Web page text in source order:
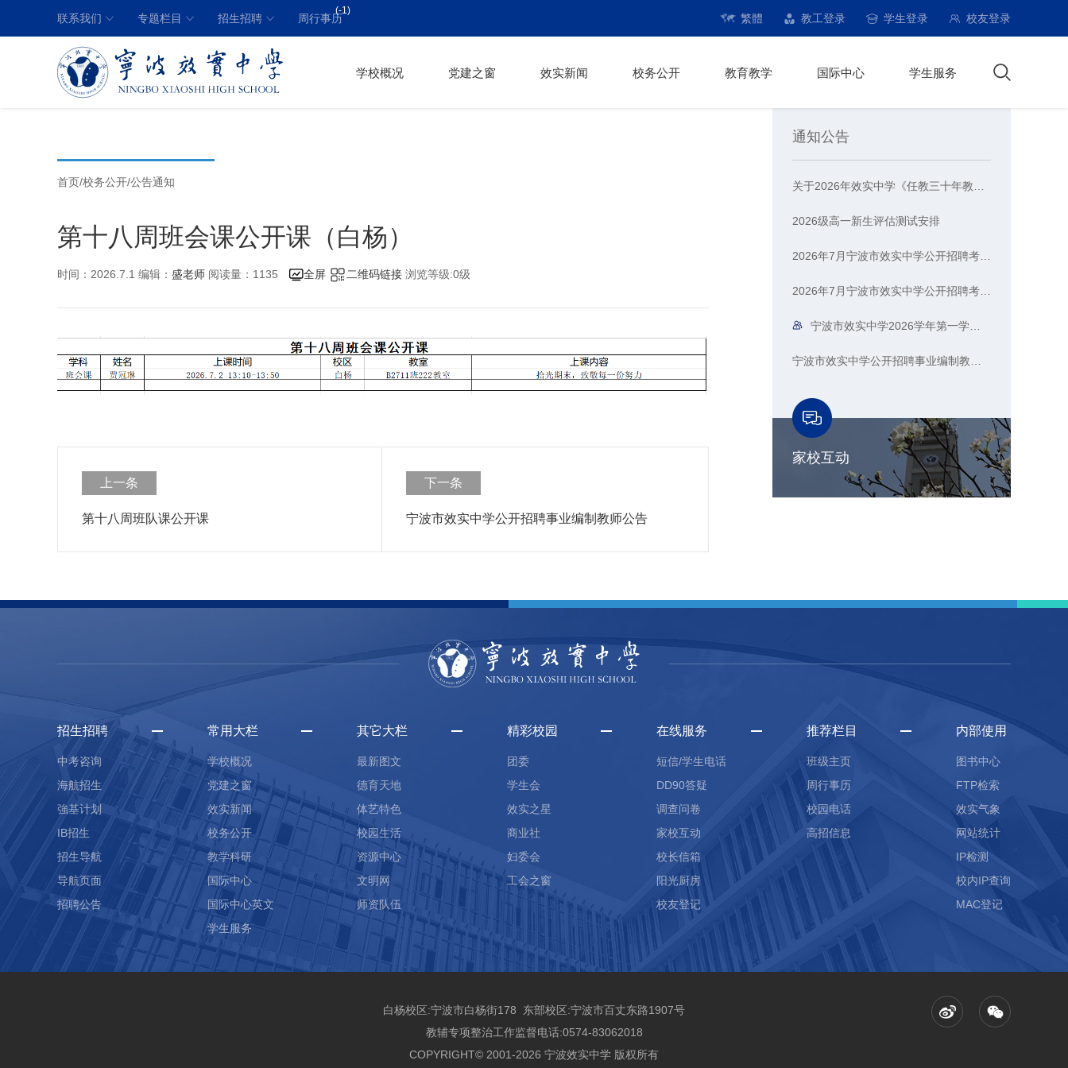
联系我们 专题栏目 招生招聘 周行事历
(-1)
繁體 教工登录 学生登录 校友登录
学校概况 党建之窗 效实新闻 校务公开 教育教学 国际中心 学生服务
首页/校务公开/公告通知
第十八周班会课公开课（白杨）
时间：2026.7.1 编辑： 盛老师 阅读量：1135 全屏 二维码链接 浏览等级:0级
上一条
第十八周班队课公开课
下一条
宁波市效实中学公开招聘事业编制教师公告
通知公告
2026级高一新生评估测试安排
家校互动
招生招聘
中考咨询
海航招生
強基计划
IB招生
招生导航
导航页面
招聘公告
常用大栏
学校概况
党建之窗
效实新闻
校务公开
教学科研
国际中心
国际中心英文
学生服务
其它大栏
最新图文
德育天地
体艺特色
校园生活
资源中心
文明网
师资队伍
精彩校园
团委
学生会
效实之星
商业社
妇委会
工会之窗
在线服务
短信/学生电话
DD90答疑
调查问卷
家校互动
校长信箱
阳光厨房
校友登记
推荐栏目
班级主页
周行事历
校园电话
高招信息
内部使用
图书中心
FTP检索
效实气象
网站统计
IP检测
校内IP查询
MAC登记
白杨校区:宁波市白杨街178 东部校区:宁波市百丈东路1907号
教辅专项整治工作监督电话:0574-83062018
COPYRIGHT© 2001-2026 宁波效实中学 版权所有